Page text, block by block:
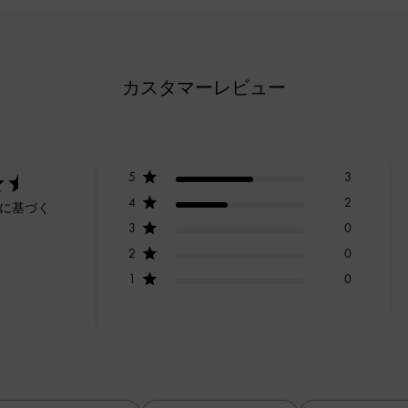
カスタマーレビュー
基づく
5
3
4
2
3
0
2
0
1
0